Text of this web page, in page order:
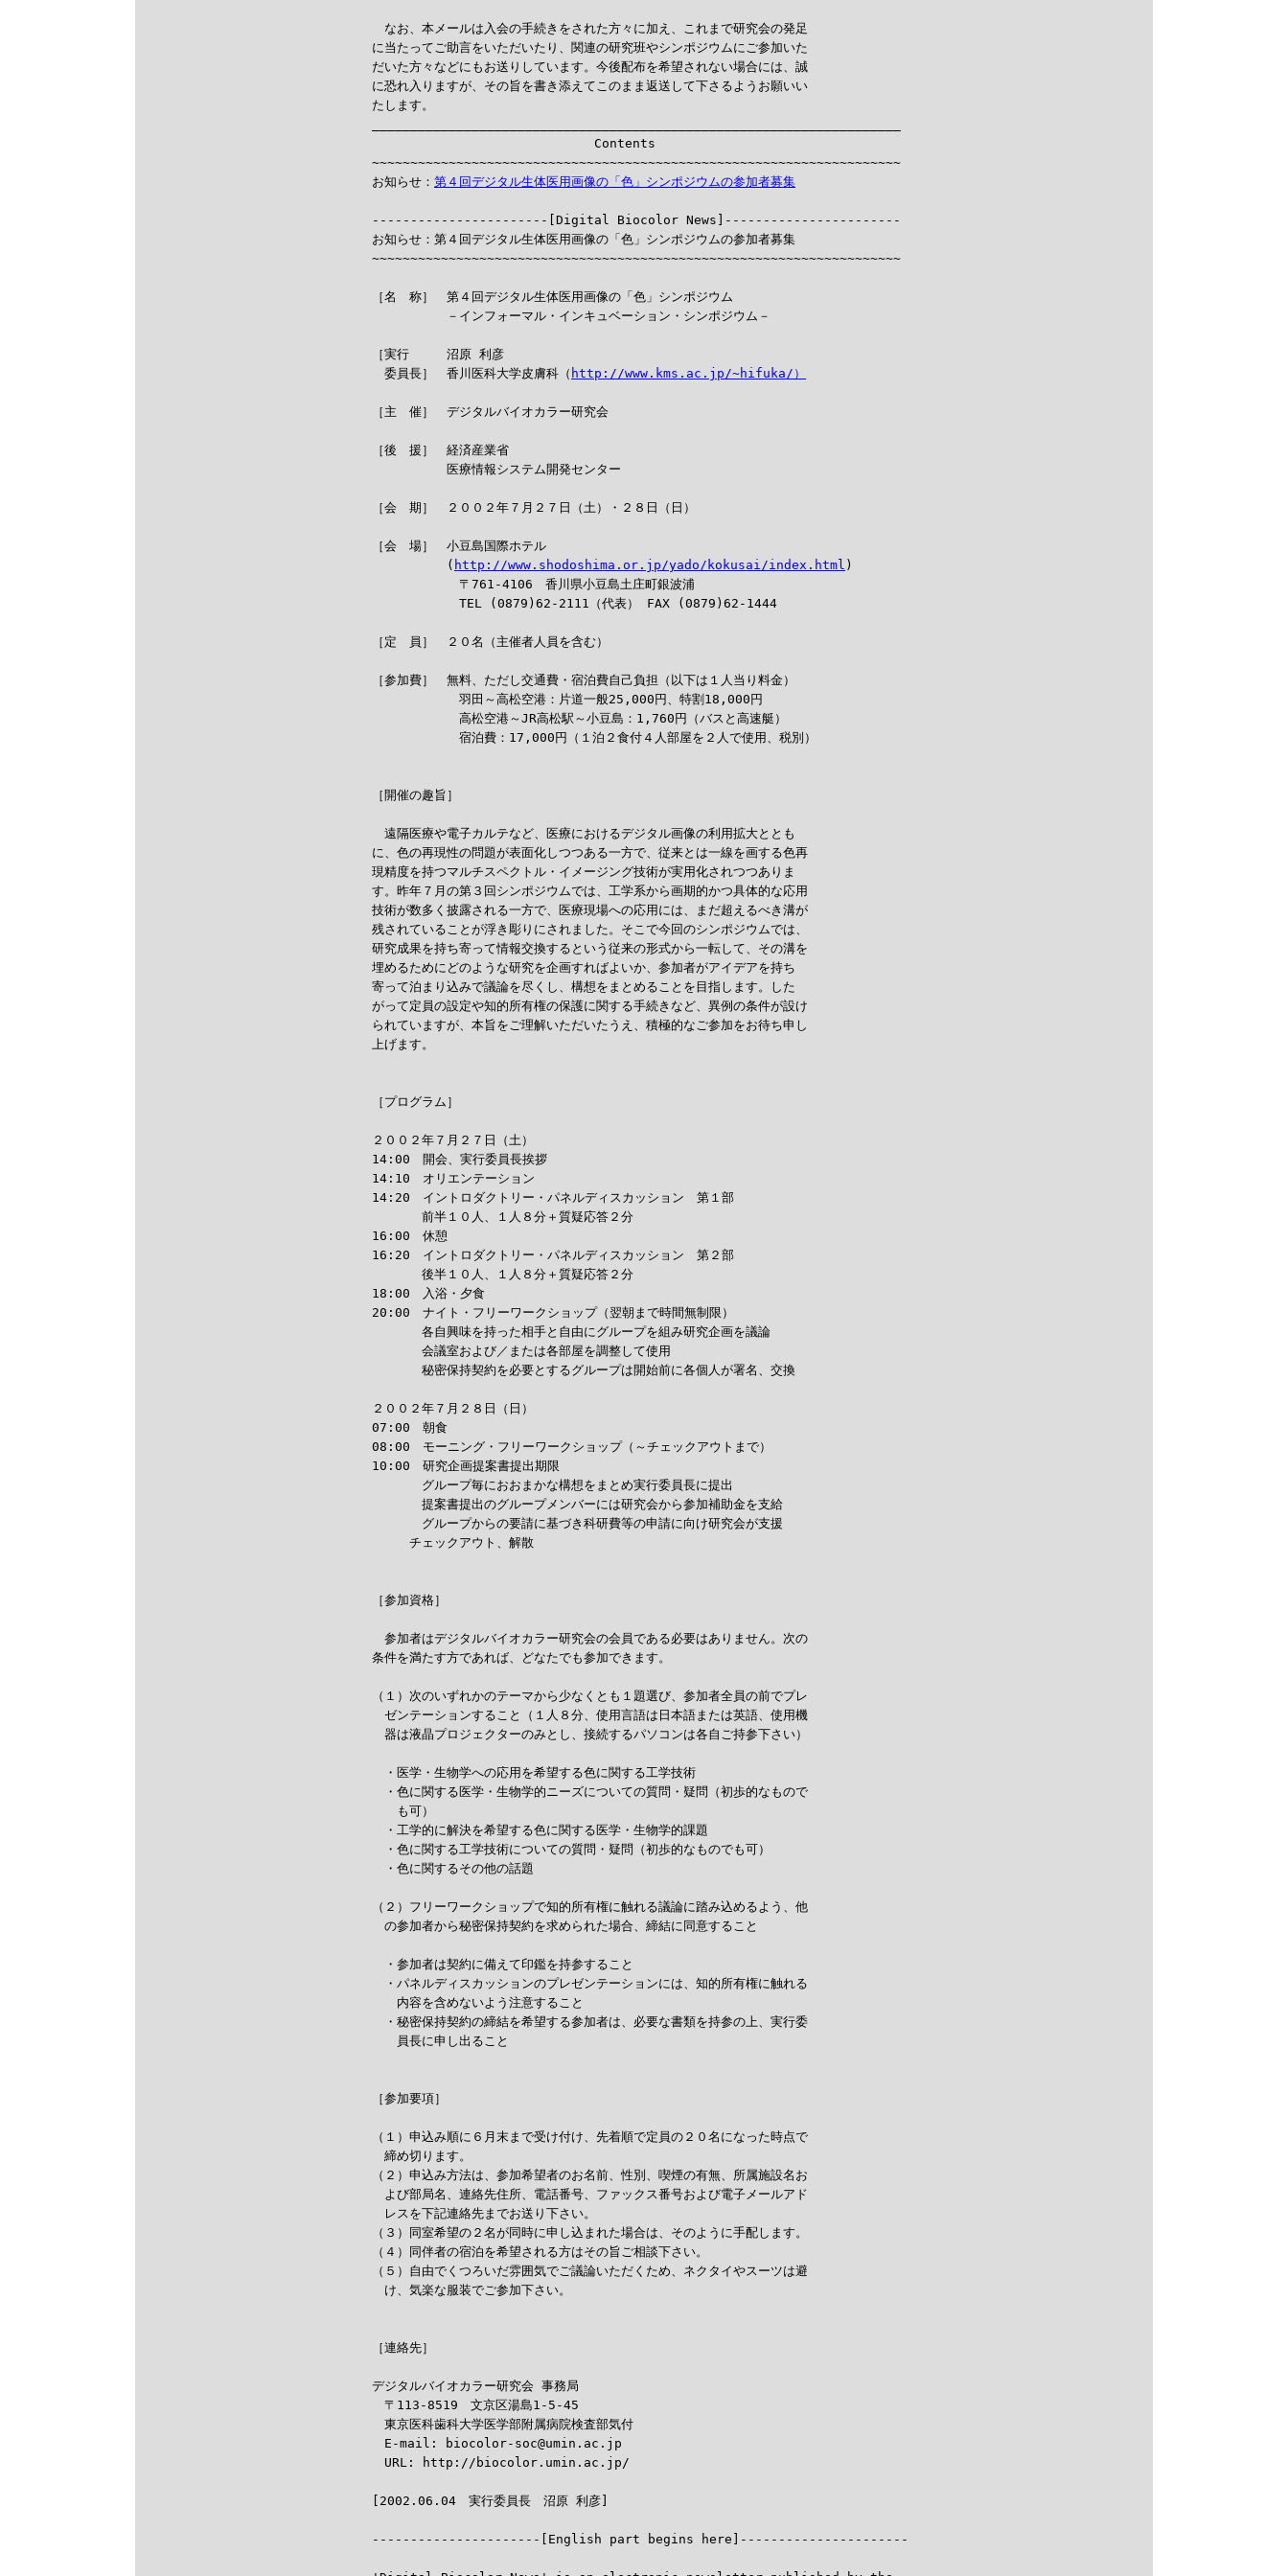
なお、本メールは入会の手続きをされた方々に加え、これまで研究会の発足
に当たってご助言をいただいたり、関連の研究班やシンポジウムにご参加いた
だいた方々などにもお送りしています。今後配布を希望されない場合には、誠
に恐れ入りますが、その旨を書き添えてこのまま返送して下さるようお願いい
たします。
                             Contents
~~~~~~~~~~~~~~~~~~~~~~~~~~~~~~~~~~~~~~~~~~~~~~~~~~~~~~~~~~~~~~~~~~~~~
お知らせ： 第４回デジタル生体医用画像の「色」シンポジウムの参加者募集
-----------------------[Digital Biocolor News]-----------------------
お知らせ：第４回デジタル生体医用画像の「色」シンポジウムの参加者募集
~~~~~~~~~~~~~~~~~~~~~~~~~~~~~~~~~~~~~~~~~~~~~~~~~~~~~~~~~~~~~~~~~~~~~
［名　称］　第４回デジタル生体医用画像の「色」シンポジウム
－インフォーマル・インキュベーション・シンポジウム－
［実行　　　沼原 利彦
委員長］　香川医科大学皮膚科（ http://www.kms.ac.jp/~hifuka/）
［主　催］　デジタルバイオカラー研究会
［後　援］　経済産業省
医療情報システム開発センター
［会　期］　２００２年７月２７日（土）・２８日（日）
［会　場］　小豆島国際ホテル
( http://www.shodoshima.or.jp/yado/kokusai/index.html )
〒761-4106　香川県小豆島土庄町銀波浦
TEL (0879)62-2111（代表） FAX (0879)62-1444
［定　員］　２０名（主催者人員を含む）
［参加費］　無料、ただし交通費・宿泊費自己負担（以下は１人当り料金）
羽田～高松空港：片道一般25,000円、特割18,000円
高松空港～JR高松駅～小豆島：1,760円（バスと高速艇）
宿泊費：17,000円（１泊２食付４人部屋を２人で使用、税別）
［開催の趣旨］
遠隔医療や電子カルテなど、医療におけるデジタル画像の利用拡大ととも
に、色の再現性の問題が表面化しつつある一方で、従来とは一線を画する色再
現精度を持つマルチスペクトル・イメージング技術が実用化されつつありま
す。昨年７月の第３回シンポジウムでは、工学系から画期的かつ具体的な応用
技術が数多く披露される一方で、医療現場への応用には、まだ超えるべき溝が
残されていることが浮き彫りにされました。そこで今回のシンポジウムでは、
研究成果を持ち寄って情報交換するという従来の形式から一転して、その溝を
埋めるためにどのような研究を企画すればよいか、参加者がアイデアを持ち
寄って泊まり込みで議論を尽くし、構想をまとめることを目指します。した
がって定員の設定や知的所有権の保護に関する手続きなど、異例の条件が設け
られていますが、本旨をご理解いただいたうえ、積極的なご参加をお待ち申し
上げます。
［プログラム］
２００２年７月２７日（土）
14:00　開会、実行委員長挨拶
14:10　オリエンテーション
14:20　イントロダクトリー・パネルディスカッション　第１部
前半１０人、１人８分＋質疑応答２分
16:00　休憩
16:20　イントロダクトリー・パネルディスカッション　第２部
後半１０人、１人８分＋質疑応答２分
18:00　入浴・夕食
20:00　ナイト・フリーワークショップ（翌朝まで時間無制限）
各自興味を持った相手と自由にグループを組み研究企画を議論
会議室および／または各部屋を調整して使用
秘密保持契約を必要とするグループは開始前に各個人が署名、交換
２００２年７月２８日（日）
07:00　朝食
08:00　モーニング・フリーワークショップ（～チェックアウトまで）
10:00　研究企画提案書提出期限
グループ毎におおまかな構想をまとめ実行委員長に提出
提案書提出のグループメンバーには研究会から参加補助金を支給
グループからの要請に基づき科研費等の申請に向け研究会が支援
チェックアウト、解散
［参加資格］
参加者はデジタルバイオカラー研究会の会員である必要はありません。次の
条件を満たす方であれば、どなたでも参加できます。
（１）次のいずれかのテーマから少なくとも１題選び、参加者全員の前でプレ
ゼンテーションすること（１人８分、使用言語は日本語または英語、使用機
器は液晶プロジェクターのみとし、接続するパソコンは各自ご持参下さい）
・医学・生物学への応用を希望する色に関する工学技術
・色に関する医学・生物学的ニーズについての質問・疑問（初歩的なもので
も可）
・工学的に解決を希望する色に関する医学・生物学的課題
・色に関する工学技術についての質問・疑問（初歩的なものでも可）
・色に関するその他の話題
（２）フリーワークショップで知的所有権に触れる議論に踏み込めるよう、他
の参加者から秘密保持契約を求められた場合、締結に同意すること
・参加者は契約に備えて印鑑を持参すること
・パネルディスカッションのプレゼンテーションには、知的所有権に触れる
内容を含めないよう注意すること
・秘密保持契約の締結を希望する参加者は、必要な書類を持参の上、実行委
員長に申し出ること
［参加要項］
（１）申込み順に６月末まで受け付け、先着順で定員の２０名になった時点で
締め切ります。
（２）申込み方法は、参加希望者のお名前、性別、喫煙の有無、所属施設名お
よび部局名、連絡先住所、電話番号、ファックス番号および電子メールアド
レスを下記連絡先までお送り下さい。
（３）同室希望の２名が同時に申し込まれた場合は、そのように手配します。
（４）同伴者の宿泊を希望される方はその旨ご相談下さい。
（５）自由でくつろいだ雰囲気でご議論いただくため、ネクタイやスーツは避
け、気楽な服装でご参加下さい。
［連絡先］
デジタルバイオカラー研究会 事務局
〒113-8519　文京区湯島1-5-45
東京医科歯科大学医学部附属病院検査部気付
E-mail: biocolor-soc@umin.ac.jp
URL: http://biocolor.umin.ac.jp/
----------------------[English part begins here]----------------------